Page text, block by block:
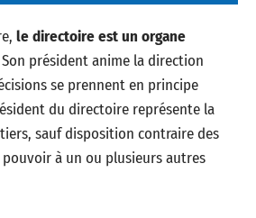
le directoire est un organe
président anime la direction
se prennent en principe
du directoire représente la
sauf disposition contraire des
à un ou plusieurs autres